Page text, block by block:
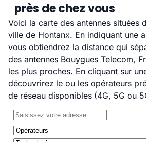
près de chez vous
Voici la carte des antennes situées
ville de Hontanx. En indiquant une
vous obtiendrez la distance qui
des antennes Bouygues Telecom,
les plus proches. En cliquant sur
découvrirez le ou les opérateurs
de réseau disponibles (4G, 5G ou